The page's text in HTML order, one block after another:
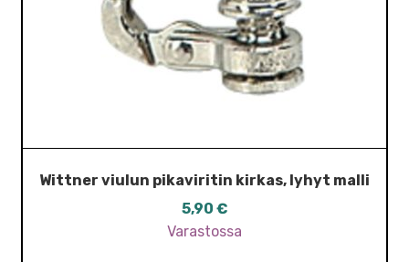
Wittner viulun pikaviritin kirkas, lyhyt malli
5,90 €
Varastossa